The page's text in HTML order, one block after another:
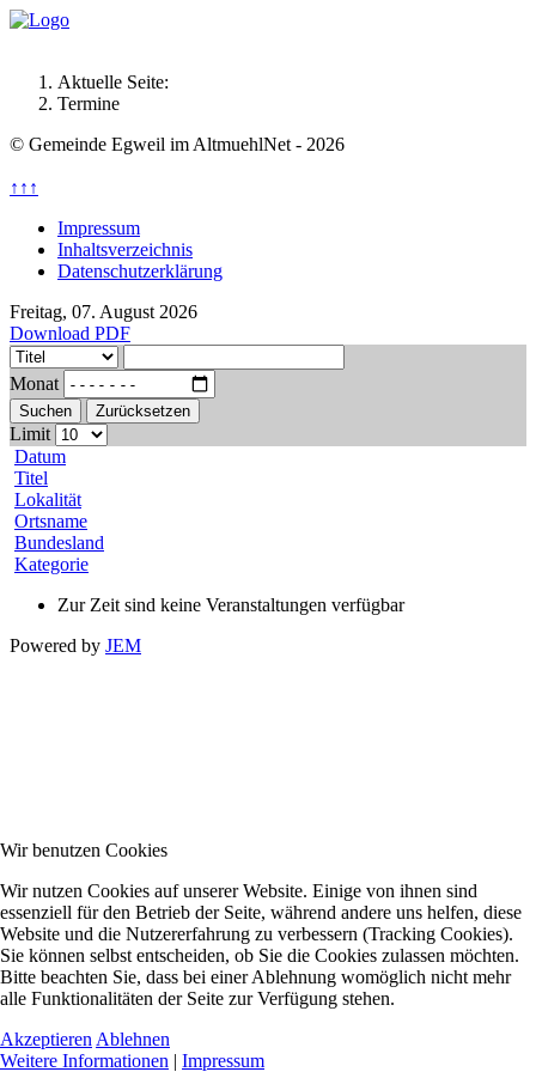
Aktuelle Seite:
Termine
© Gemeinde Egweil im AltmuehlNet - 2026
↑↑↑
Impressum
Inhaltsverzeichnis
Datenschutzerklärung
Freitag, 07. August 2026
Download PDF
Monat
Suchen Zurücksetzen
Limit
Datum
Titel
Lokalität
Ortsname
Bundesland
Kategorie
Zur Zeit sind keine Veranstaltungen verfügbar
Powered by JEM
Wir benutzen Cookies
Wir nutzen Cookies auf unserer Website. Einige von ihnen sind
essenziell für den Betrieb der Seite, während andere uns helfen, diese
Website und die Nutzererfahrung zu verbessern (Tracking Cookies).
Sie können selbst entscheiden, ob Sie die Cookies zulassen möchten.
Bitte beachten Sie, dass bei einer Ablehnung womöglich nicht mehr
alle Funktionalitäten der Seite zur Verfügung stehen.
Akzeptieren Ablehnen
Weitere Informationen | Impressum